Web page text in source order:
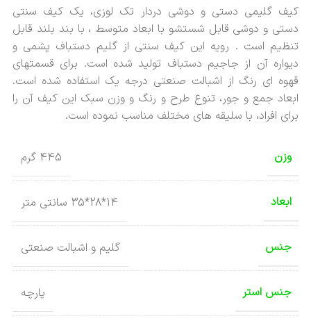
کیف گلیمی دستی و دوشی دردار تک لوزی، یک کیف سنتی
دستی و دوشی قابل شستشو با ابعاد متوسط ، با بند بلند قابل
تنظیم است . رویه این کیف سنتی از گلیم دستباف پشمی و
دیواره آن از جاجیم دستباف تولید شده است. برای قسمتهای
قهوه ای رنگ از اشبالت صنعتی درجه یک استفاده شده است.
ابعاد جمع و جور، تنوع طرح و رنگ و وزن سبک این کیف آن را
برای افراد، با سلیقه های مختلف مناسب نموده است.
وزن 445 گرم
ابعاد 14*28*35 سانتی متر
جنس گلیم و اشبالت صنعتی
جنس استر پارچه